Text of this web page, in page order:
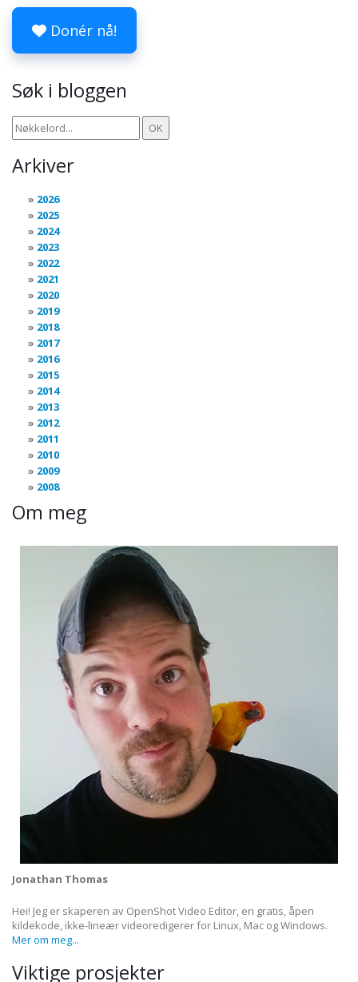
Donér nå!
Søk i bloggen
Arkiver
2026
2025
2024
2023
2022
2021
2020
2019
2018
2017
2016
2015
2014
2013
2012
2011
2010
2009
2008
Om meg
Jonathan Thomas
Hei! Jeg er skaperen av OpenShot Video Editor, en gratis, åpen
kildekode, ikke-lineær videoredigerer for Linux, Mac og Windows.
Mer om meg...
Viktige prosjekter